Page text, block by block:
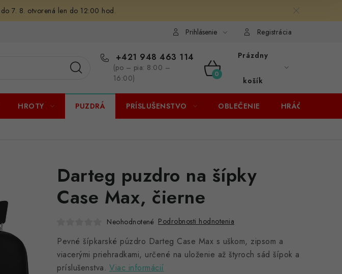
7. 8. otvorená len do 12:00 hod.
Prihlásenie Registrácia
+421 948 463 114
(po – pia: 8:00 –
16:00)
NÁKUPNÝ
KOŠÍK
Prázdny
košík
HROTY PUZDRÁ PRÍSLUŠENSTVO OBLEČENIE HRÁČI
Darteg puzdro na šípky
Case Max, čierne
Neohodnotené Podrobnosti hodnotenia
Pevné šípkarské púzdro Darteg Case Max s uškom, zipsom a
viacerými priehradkami, určené na uloženie až štyroch sád šípok a
príslušenstva. Viac informácií